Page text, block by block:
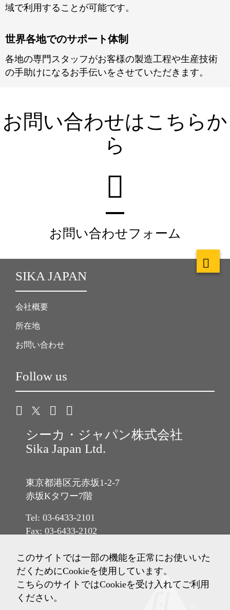
域で利用することが可能です。
世界各地でのサポート体制
各地の専門スタッフがお客様の製造工程や生産技術
の手助けになるお手伝いをさせていただきます。
お問い合わせはこちらか
ら
お問い合わせフォーム
SIKA JAPAN
会社概要
所在地
お問い合わせ
Follow us
シーカ・ジャパン株式会社
Sika Japan Ltd.
東京都港区元赤坂1-2-7
赤坂Kタワー7階
Tel: 03-6433-2101
Fax: 03-6433-2102
このサイトでは一部の機能を正常にお使いいた
だくためにCookieを使用しています。
こちらのサイトではCookieを受け入れてご利用
ください。